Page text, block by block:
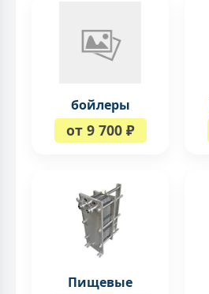
бойлеры
от 9 700 ₽
Пищевые